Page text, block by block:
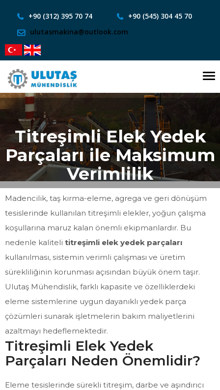
+90 (312) 395 70 74
+90 (545) 304 45 70
ulutasmakina@outlook.com
Titreşimli Elek Yedek
Parçaları ile Maksimum
Verimlilik
Madencilik, taş kırma-eleme, agrega ve geri dönüşüm
tesislerinde kullanılan titreşimli elekler, yoğun çalışma
koşullarına maruz kalan önemli ekipmanlardır. Bu
nedenle kaliteli titreşimli elek yedek parçaları
kullanılması, sistemin verimli çalışması ve üretim
sürekliliğinin korunması açısından büyük önem taşır.
Ulutaş Mühendislik, farklı kapasite ve özelliklerdeki
eleme sistemlerine uygun dayanıklı yedek parça
çözümleri sunarak işletmelerin bakım maliyetlerini
azaltmayı hedeflemektedir.
Titreşimli Elek Yedek
Parçaları Neden Önemlidir?
Eleme tesislerinde sürekli titreşim, darbe ve aşındırıcı